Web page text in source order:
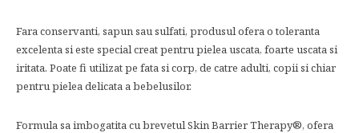
Fara conservanti, sapun sau sulfati, produsul ofera o toleranta
excelenta si este special creat pentru pielea uscata, foarte uscata si
iritata. Poate fi utilizat pe fata si corp, de catre adulti, copii si chiar
pentru pielea delicata a bebelusilor.
Formula sa imbogatita cu brevetul Skin Barrier Therapy®, ofera